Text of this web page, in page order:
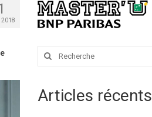
2018
Rechercher
Articles récents